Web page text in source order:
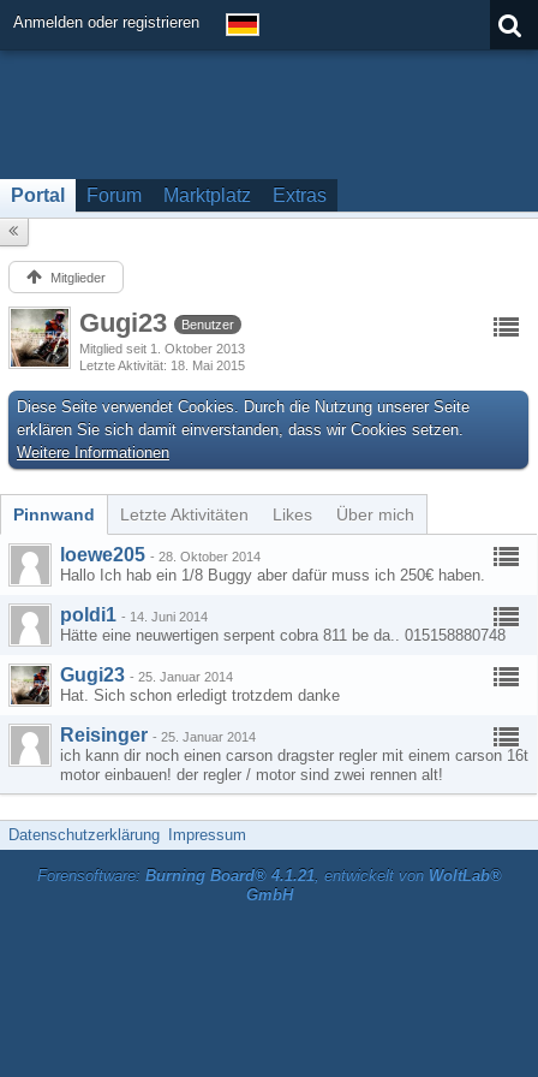
Anmelden oder registrieren
Portal Forum Marktplatz Extras
Mitglieder
Gugi23
Benutzer
Mitglied seit 1. Oktober 2013
Letzte Aktivität 18. Mai 2015
Diese Seite verwendet Cookies. Durch die Nutzung unserer Seite
erklären Sie sich damit einverstanden, dass wir Cookies setzen.
Weitere Informationen
Pinnwand Letzte Aktivitäten Likes Über mich
loewe205 - 28. Oktober 2014
Hallo Ich hab ein 1/8 Buggy aber dafür muss ich 250€ haben.
poldi1 - 14. Juni 2014
Hätte eine neuwertigen serpent cobra 811 be da.. 015158880748
Gugi23 - 25. Januar 2014
Hat. Sich schon erledigt trotzdem danke
Reisinger - 25. Januar 2014
ich kann dir noch einen carson dragster regler mit einem carson 16t
motor einbauen! der regler / motor sind zwei rennen alt!
Datenschutzerklärung Impressum
Forensoftware: Burning Board® 4.1.21, entwickelt von WoltLab®
GmbH